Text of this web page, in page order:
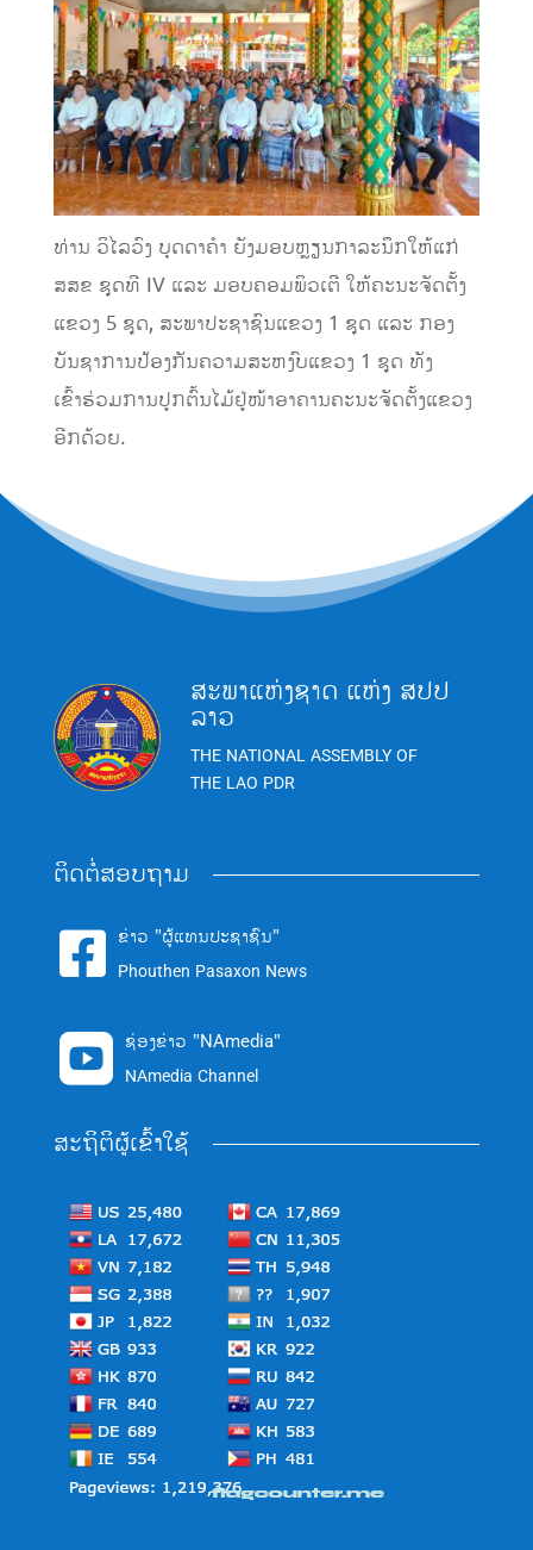
ທ່ານ ວິໄລວົງ ບຸດດາຄຳ ຍັງມອບຫຼຽນກາລະນຶກໃຫ້ແກ່
ສສຂ ຊຸດທີ IV ແລະ ມອບຄອມພິວເຕີ ໃຫ້ຄະນະຈັດຕັ້ງ
ແຂວງ 5 ຊຸດ, ສະພາປະຊາຊົນແຂວງ 1 ຊຸດ ແລະ ກອງ
ບັນຊາການປ້ອງກັນຄວາມສະຫງົບແຂວງ 1 ຊຸດ ທັງ
ເຂົ້າຮ່ວມການປູກຕົ້ນໄມ້ຢູ່ໜ້າອາຄານຄະນະຈັດຕັ້ງແຂວງ
ອີກດ້ວຍ.
ສະພາແຫ່ງຊາດ ແຫ່ງ ສປປ
ລາວ
THE NATIONAL ASSEMBLY OF
THE LAO PDR
ຕິດຕໍ່ສອບຖາມ
 ຂ່າວ "ຜູ້ແທນປະຊາຊົນ"
Phouthen Pasaxon News
 ຊ່ອງຂ່າວ "NAmedia"
NAmedia Channel
ສະຖິຕິຜູ້ເຂົ້າໃຊ້